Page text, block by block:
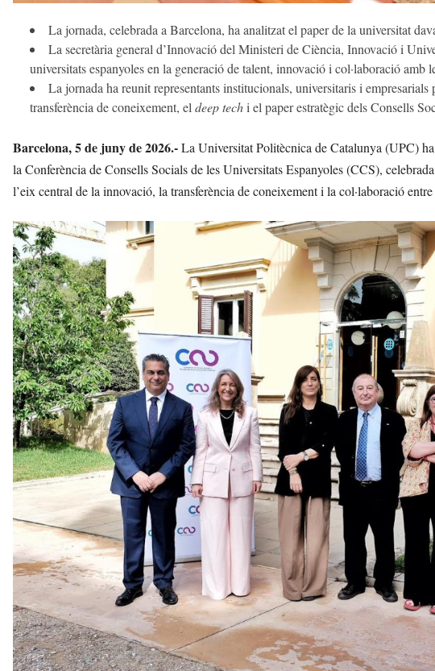
La jornada, celebrada a Barcelona, ha analitzat el paper de la universitat
La secretària general d’Innovació del Ministeri de Ciència, Innovació i
universitats espanyoles en la generació de talent, innovació i col·laboració amb
La jornada ha reunit representants institucionals, universitaris i
transferència de coneixement, el deep techi el paper estratègic dels Consells
Barcelona, 5 de juny de 2026.-La Universitat Politècnica de Catalunya (UPC)
la Conferència de Consells Socials de les Universitats Espanyoles (CCS),
l’eix central de la innovació, la transferència de coneixement i la col·laboració